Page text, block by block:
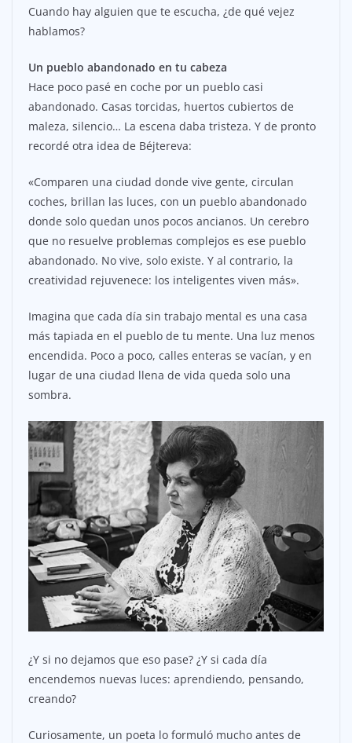
Cuando hay alguien que te escucha, ¿de qué vejez
hablamos?
Un pueblo abandonado en tu cabeza
Hace poco pasé en coche por un pueblo casi
abandonado. Casas torcidas, huertos cubiertos de
maleza, silencio… La escena daba tristeza. Y de pronto
recordé otra idea de Béjtereva:
«Comparen una ciudad donde vive gente, circulan
coches, brillan las luces, con un pueblo abandonado
donde solo quedan unos pocos ancianos. Un cerebro
que no resuelve problemas complejos es ese pueblo
abandonado. No vive, solo existe. Y al contrario, la
creatividad rejuvenece: los inteligentes viven más».
Imagina que cada día sin trabajo mental es una casa
más tapiada en el pueblo de tu mente. Una luz menos
encendida. Poco a poco, calles enteras se vacían, y en
lugar de una ciudad llena de vida queda solo una
sombra.
¿Y si no dejamos que eso pase? ¿Y si cada día
encendemos nuevas luces: aprendiendo, pensando,
creando?
Curiosamente, un poeta lo formuló mucho antes de